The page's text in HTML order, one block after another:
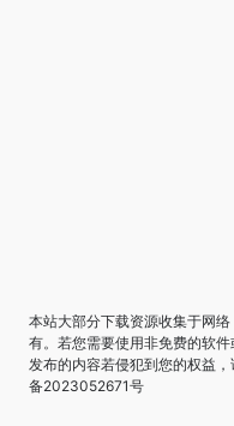
本站大部分下载资源收集于网
有。若您需要使用非免费的软
发布的内容若侵犯到您的权益，
备2023052671号